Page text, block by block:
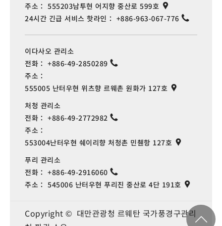
주소： 555203남투현 어지향 중산로 599호
24시간 긴급 서비스 핫라인： +886-963-067-776
이다사오 관리소
전화： +886-49-2850289
주소：
555005 난터우현 위츠향 르웨촌 원화가 127호
처청 관리소
전화： +886-49-2772982
주소：
553004난터우현 쉐이리향 처청촌 민췐항 127호
푸리 관리소
전화： +886-49-2916060
주소： 545006 난터우현 푸리진 중산로 4단 191호
Copyright © 대만관광청 르웨탄 국가풍경구관리